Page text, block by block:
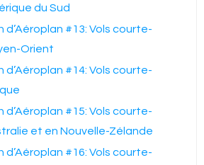
du Sud
d’Aéroplan #13: Vols courte-
Orient
d’Aéroplan #14: Vols courte-
d’Aéroplan #15: Vols courte-
et en Nouvelle-Zélande
d’Aéroplan #16: Vols courte-